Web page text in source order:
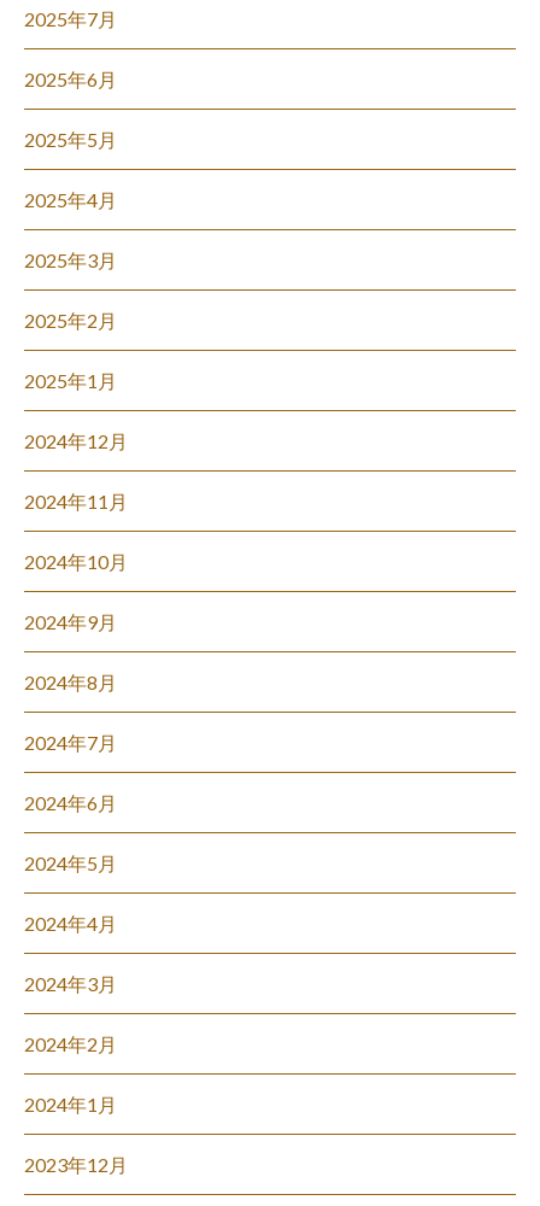
2025年7月
2025年6月
2025年5月
2025年4月
2025年3月
2025年2月
2025年1月
2024年12月
2024年11月
2024年10月
2024年9月
2024年8月
2024年7月
2024年6月
2024年5月
2024年4月
2024年3月
2024年2月
2024年1月
2023年12月